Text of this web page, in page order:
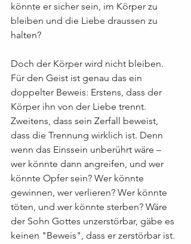
könnte er sicher sein, im Körper zu
bleiben und die Liebe draussen zu
halten?
Doch der Körper wird nicht bleiben.
Für den Geist ist genau das ein
doppelter Beweis: Erstens, dass der
Körper ihn von der Liebe trennt.
Zweitens, dass sein Zerfall beweist,
dass die Trennung wirklich ist. Denn
wenn das Einssein unberührt wäre –
wer könnte dann angreifen, und wer
könnte Opfer sein? Wer könnte
gewinnen, wer verlieren? Wer könnte
töten, und wer könnte sterben? Wäre
der Sohn Gottes unzerstörbar, gäbe es
keinen "Beweis", dass er zerstörbar ist.